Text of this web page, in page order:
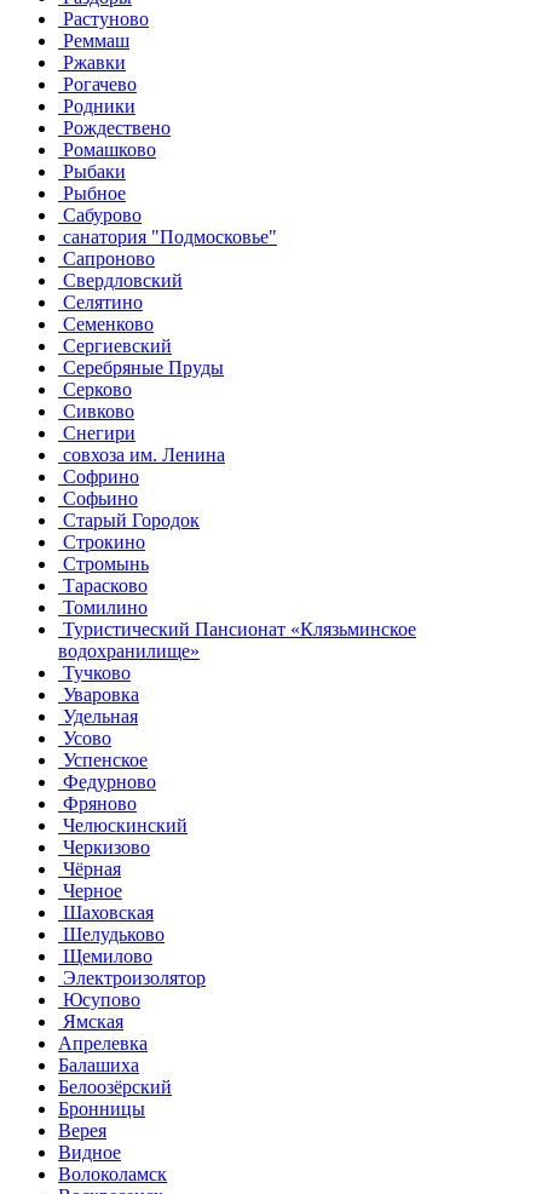
Растуново
Реммаш
Ржавки
Рогачево
Родники
Рождествено
Ромашково
Рыбаки
Рыбное
Сабурово
санатория "Подмосковье"
Сапроново
Свердловский
Селятино
Семенково
Сергиевский
Серебряные Пруды
Серково
Сивково
Снегири
совхоза им. Ленина
Софрино
Софьино
Старый Городок
Строкино
Стромынь
Тарасково
Томилино
Туристический Пансионат «Клязьминское
водохранилище»
Тучково
Уваровка
Удельная
Усово
Успенское
Федурново
Фряново
Челюскинский
Черкизово
Чёрная
Черное
Шаховская
Шелудьково
Щемилово
Электроизолятор
Юсупово
Ямская
Апрелевка
Балашиха
Белоозёрский
Бронницы
Верея
Видное
Волоколамск